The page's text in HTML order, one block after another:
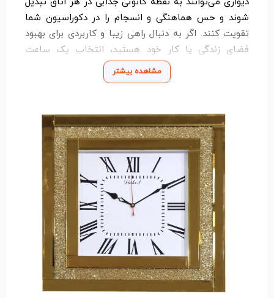
شوند و حس هماهنگی و انسجام را در دکوراسیون شما
تقویت کنند. اگر به دنبال راهی زیبا و کاربردی برای بهبود
فضای زندگی یا کار خود هستید، انتخاب یک ساعت
دیواری مناسب می‌تواند تغییری چشم‌گیر ایجاد کند.
چنانچه برای دیدن سایر دسته های
فروشگاه که شامل هستید به راحتی چند کلیک اقدام به
خرید آسان و اطمینان با تحویل فوری نمایید.
مشاهده بیشتر